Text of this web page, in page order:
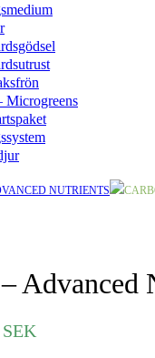
Microgreens
NUTRIENTS
Advanced
SEK